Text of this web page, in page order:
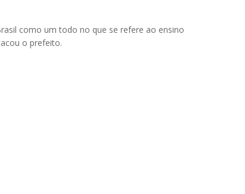
como um todo no que se refere ao ensino
o prefeito.